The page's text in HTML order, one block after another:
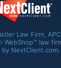
Law Firm,
WebShop™ law
by NextClient.com.